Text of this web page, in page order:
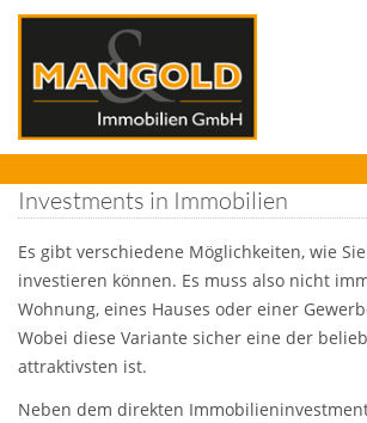
Investments in Immobilien
Es gibt verschiedene Möglichkeiten, wie
investieren können. Es muss also nicht
Wohnung, eines Hauses oder einer
Wobei diese Variante sicher eine der
attraktivsten ist.
Neben dem direkten